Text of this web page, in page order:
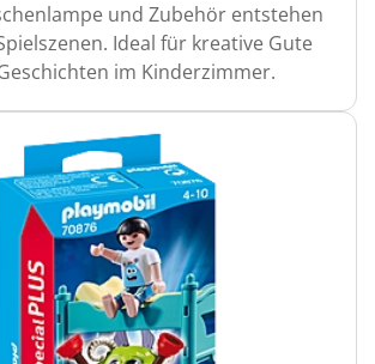
und Zubehör entstehen
Ideal für kreative Gute
im Kinderzimmer.